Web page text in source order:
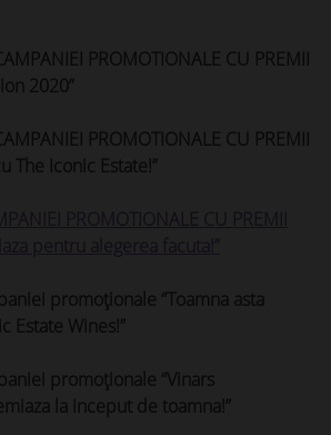
PROMOTIONALE CU PREMII
2020”
PROMOTIONALE CU PREMII
The Iconic Estate!”
promoționale “Toamna asta
Estate Wines!”
promoționale “Vinars
la inceput de toamna!”